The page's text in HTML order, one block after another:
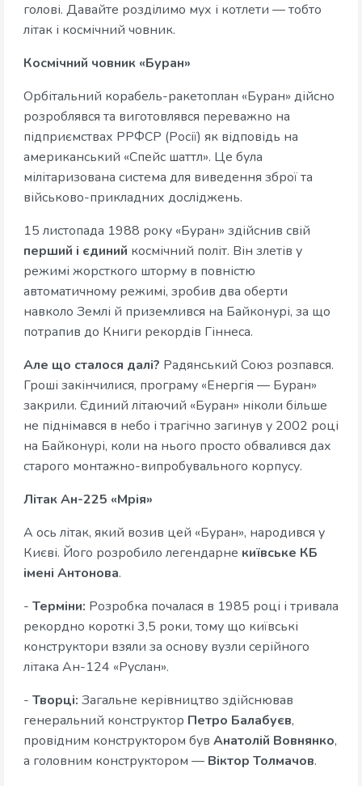
голові. Давайте розділимо мух і котлети — тобто
літак і космічний човник.
Космічний човник «Буран»
Орбітальний корабель-ракетоплан «Буран» дійсно
розроблявся та виготовлявся переважно на
підприємствах РРФСР (Росії) як відповідь на
американський «Спейс шаттл». Це була
мілітаризована система для виведення зброї та
військово-прикладних досліджень.
15 листопада 1988 року «Буран» здійснив свій
перший і єдиний космічний політ. Він злетів у
режимі жорсткого шторму в повністю
автоматичному режимі, зробив два оберти
навколо Землі й приземлився на Байконурі, за що
потрапив до Книги рекордів Гіннеса.
Але що сталося далі? Радянський Союз розпався.
Гроші закінчилися, програму «Енергія — Буран»
закрили. Єдиний літаючий «Буран» ніколи більше
не піднімався в небо і трагічно загинув у 2002 році
на Байконурі, коли на нього просто обвалився дах
старого монтажно-випробувального корпусу.
Літак Ан-225 «Мрія»
А ось літак, який возив цей «Буран», народився у
Києві. Його розробило легендарне київське КБ
імені Антонова.
- Терміни: Розробка почалася в 1985 році і тривала
рекордно короткі 3,5 роки, тому що київські
конструктори взяли за основу вузли серійного
літака Ан-124 «Руслан».
- Творці: Загальне керівництво здійснював
генеральний конструктор Петро Балабуєв,
провідним конструктором був Анатолій Вовнянко,
а головним конструктором — Віктор Толмачов.